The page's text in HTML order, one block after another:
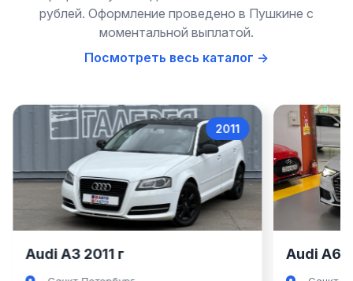
рублей. Оформление проведено в Пушкине с
моментальной выплатой.
Посмотреть весь каталог →
Audi A6
2022
Audi A6 2022 г